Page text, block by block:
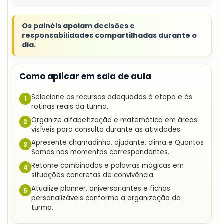
Os painéis apoiam decisões e
responsabilidades compartilhadas durante o
dia.
Como aplicar em sala de aula
1 Selecione os recursos adequados à etapa e às
rotinas reais da turma.
2 Organize alfabetização e matemática em áreas
visíveis para consulta durante as atividades.
3 Apresente chamadinha, ajudante, clima e Quantos
Somos nos momentos correspondentes.
4 Retome combinados e palavras mágicas em
situações concretas de convivência.
5 Atualize planner, aniversariantes e fichas
personalizáveis conforme a organização da
turma.